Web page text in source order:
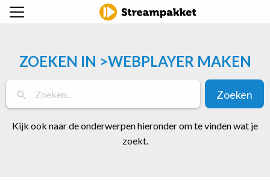
ZOEKEN IN >WEBPLAYER MAKEN
Zoeken
Kijk ook naar de onderwerpen hieronder om te vinden wat je
zoekt.